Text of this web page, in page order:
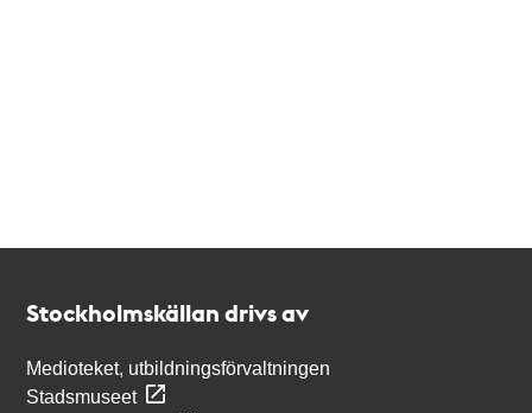
Stockholmskällan drivs av
Medioteket, utbildningsförvaltningen
Stadsmuseet